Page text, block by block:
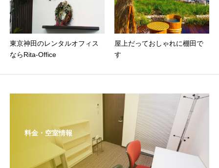
東京神田のレンタルオフィス
ならRita-Office
屋上だっておしゃれに棚田で
す
料金・空室情報